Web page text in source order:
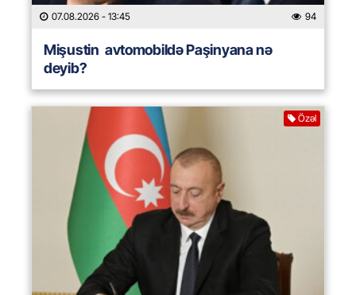
07.08.2026 - 13:45 94
Mişustin avtomobildə Paşinyana nə
deyib?
Özəl